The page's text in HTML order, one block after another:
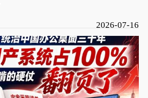
2026-07-16